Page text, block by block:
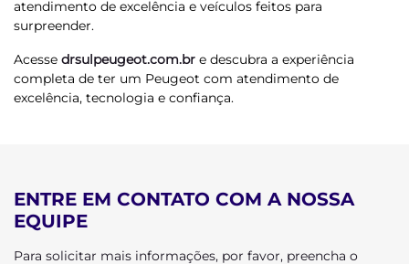
atendimento de excelência e veículos feitos para
surpreender.
Acesse drsulpeugeot.com.br e descubra a experiência
completa de ter um Peugeot com atendimento de
excelência, tecnologia e confiança.
ENTRE EM CONTATO COM A NOSSA
EQUIPE
Para solicitar mais informações, por favor, preencha o